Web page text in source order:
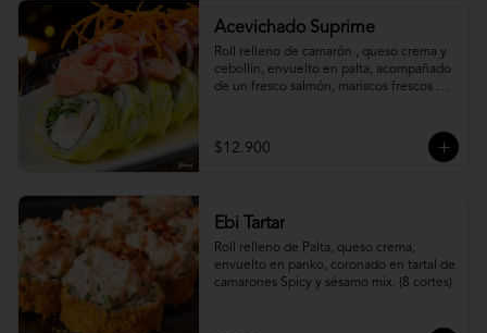
Acevichado Suprime
Roll relleno de camarón , queso crema y
cebollín, envuelto en palta, acompañado
de un fresco salmón, mariscos frescos en
$12.900
Ebi Tartar
Roll relleno de Palta, queso crema,
envuelto en panko, coronado en tartal de
camarones Spicy y sésamo mix. (8 cortes)